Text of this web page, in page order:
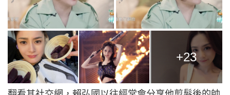
+23